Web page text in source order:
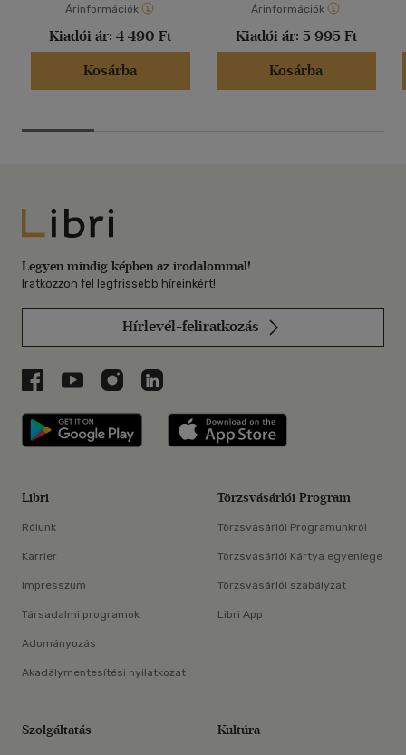
Árinformációk
Kiadói ár: 4 490 Ft
Kosárba
Árinformációk
Kiadói ár: 5 995 Ft
Kosárba
Libri
Legyen mindig képben az irodalommal!
Iratkozzon fel legfrissebb híreinkért!
Hírlevél-feliratkozás
Libri a Facebookon
Libri a Youtube-on
Libri az Instagramon
Libri a LinkedInen
Libri applikáció Szerezd meg: Google
Libri
Rólunk
Karrier
Impresszum
Társadalmi programok
Adományozás
Akadálymentesítési nyilatkozat
Törzsvásárlói Program
Törzsvásárlói Programunkról
Törzsvásárlói Kártya egyenlege
Törzsvásárlói szabályzat
Libri App
Szolgáltatás Kultúra